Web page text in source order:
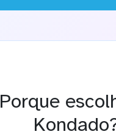
Porque